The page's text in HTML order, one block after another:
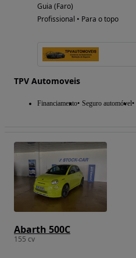
Guia (Faro)
Profissional • Para o topo
TPV Automoveis
Financiamento Seguro automóvel
Abarth 500C
155 cv